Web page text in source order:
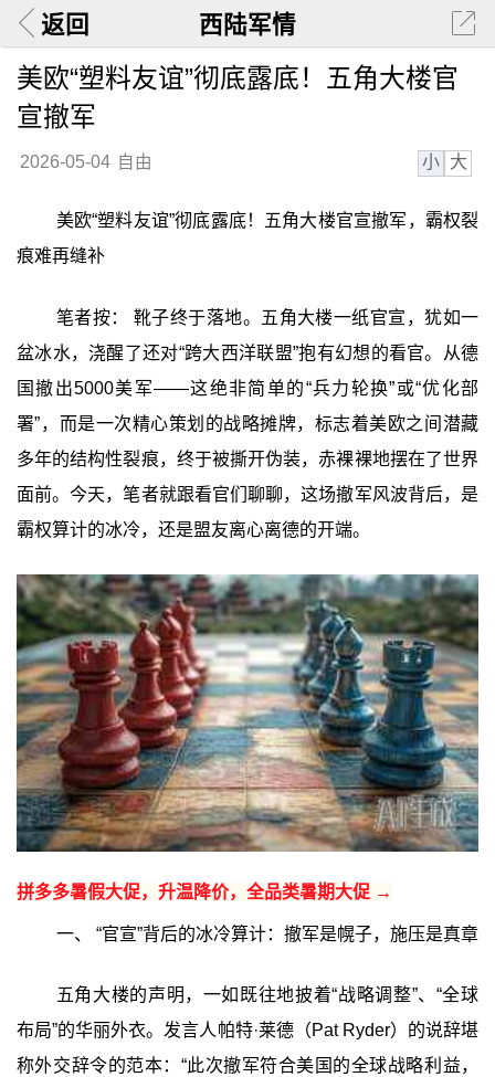
返回 西陆军情
美欧“塑料友谊”彻底露底！五角大楼官
宣撤军
2026-05-04 自由 小 大
美欧“塑料友谊”彻底露底！五角大楼官宣撤军，霸权裂
痕难再缝补
笔者按： 靴子终于落地。五角大楼一纸官宣，犹如一
盆冰水，浇醒了还对“跨大西洋联盟”抱有幻想的看官。从德
国撤出5000美军——这绝非简单的“兵力轮换”或“优化部
署”，而是一次精心策划的战略摊牌，标志着美欧之间潜藏
多年的结构性裂痕，终于被撕开伪装，赤裸裸地摆在了世界
面前。今天，笔者就跟看官们聊聊，这场撤军风波背后，是
霸权算计的冰冷，还是盟友离心离德的开端。
拼多多暑假大促，升温降价，全品类暑期大促 →
一、 “官宣”背后的冰冷算计：撤军是幌子，施压是真章
五角大楼的声明，一如既往地披着“战略调整”、“全球
布局”的华丽外衣。发言人帕特·莱德（Pat Ryder）的说辞堪
称外交辞令的范本：“此次撤军符合美国的全球战略利益，